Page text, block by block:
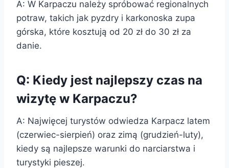
A: W Karpaczu należy spróbować regionalnych
potraw, takich jak pyzdry i karkonoska zupa
górska, które kosztują od 20 zł do 30 zł za
danie.
Q: Kiedy jest najlepszy czas na
wizytę w Karpaczu?
A: Najwięcej turystów odwiedza Karpacz latem
(czerwiec-sierpień) oraz zimą (grudzień-luty),
kiedy są najlepsze warunki do narciarstwa i
turystyki pieszej.